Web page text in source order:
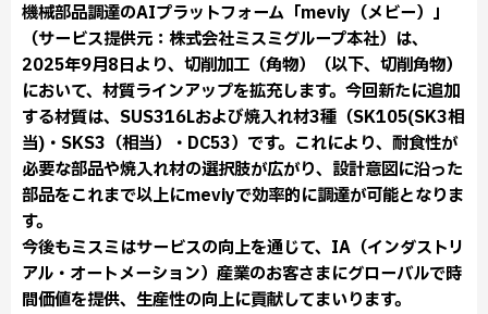
機械部品調達のAIプラットフォーム「meviy（メビー）」
（サービス提供元：株式会社ミスミグループ本社）は、
2025年9月8日より、切削加工（角物）（以下、切削角物）
において、材質ラインアップを拡充します。今回新たに追加
する材質は、SUS316Lおよび焼入れ材3種（SK105(SK3相
当)・SKS3（相当）・DC53）です。これにより、耐食性が
必要な部品や焼入れ材の選択肢が広がり、設計意図に沿った
部品をこれまで以上にmeviyで効率的に調達が可能となりま
す。
今後もミスミはサービスの向上を通じて、IA（インダストリ
アル・オートメーション）産業のお客さまにグローバルで時
間価値を提供、生産性の向上に貢献してまいります。